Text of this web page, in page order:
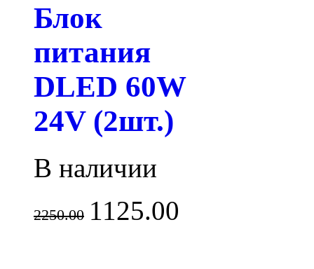
Блок
питания
DLED 60W
24V (2шт.)
В наличии
2250.00 1125.00